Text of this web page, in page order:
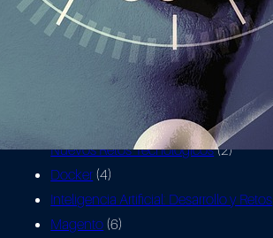
Categories
Ciberseguridad: Hacking, Defensa y
Nuevos Retos Tecnológicos(2)
Docker (4)
Inteligencia Artificial: Desarrollo y Retos
Magento (6)